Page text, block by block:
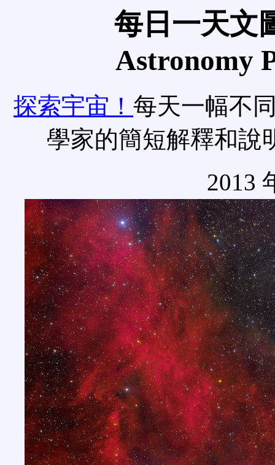
每日一天文
Astronomy
探索宇宙！ 每天一幅不
學家的簡短解釋和說
2013